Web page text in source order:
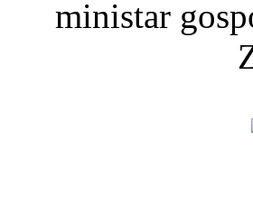
ministar